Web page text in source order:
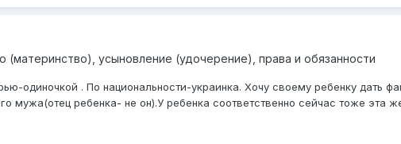
(материнство), усыновление (удочерение), права и обязанности
одиночкой . По национальности-украинка. Хочу своему ребенку дать
ребенка- не он).У ребенка соответственно сейчас тоже эта